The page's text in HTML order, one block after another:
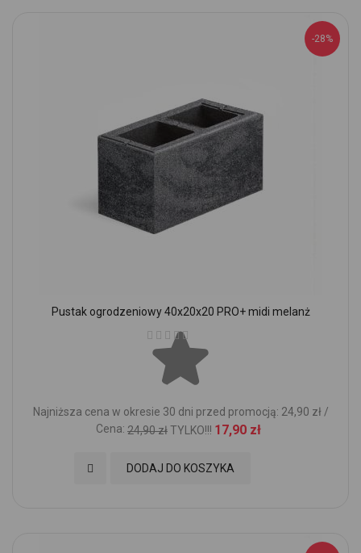
-28%
Pustak ogrodzeniowy 40x20x20 PRO+ midi melanż
Ocena:
Najniższa cena w okresie 30 dni przed promocją: 24,90 zł /
Cena: 24,90 złTYLKO!!! 17,90 zł
DODAJ DO KOSZYKA
Dodaj do Ulubionych